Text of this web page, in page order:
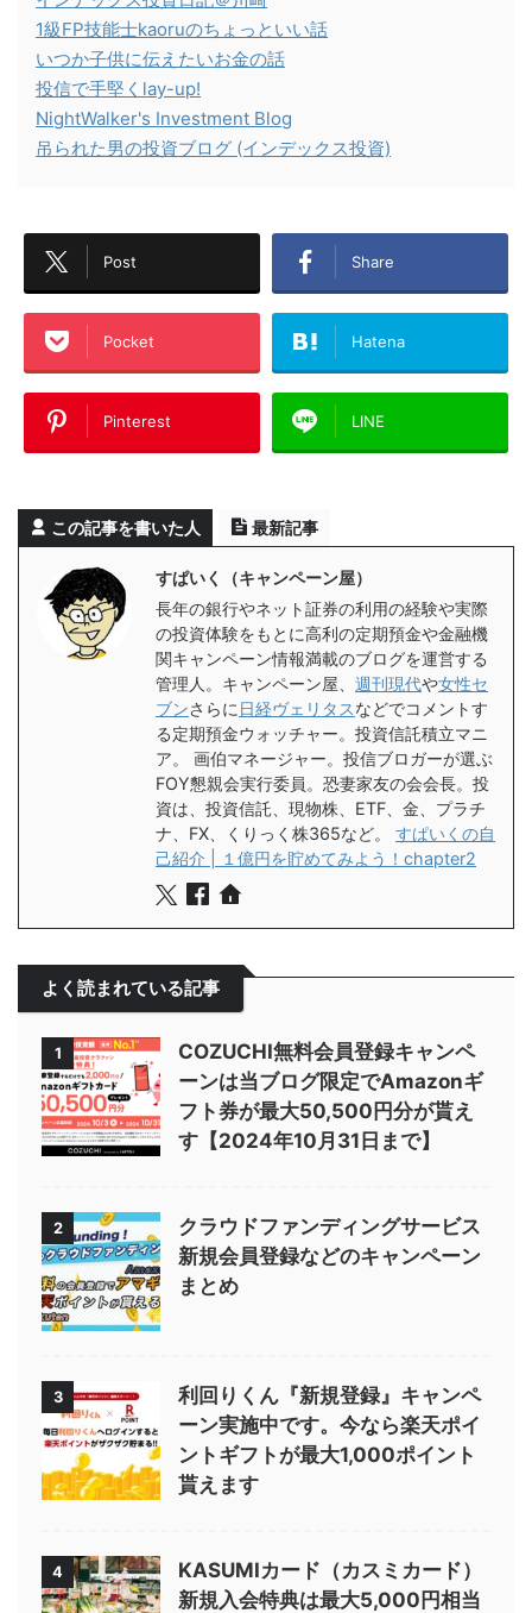
1級FP技能士kaoruのちょっといい話
いつか子供に伝えたいお金の話
投信で手堅くlay-up!
NightWalker's Investment Blog
吊られた男の投資ブログ (インデックス投資)
Post Share
Pocket Hatena
Pinterest LINE
この記事を書いた人 最新記事
すぱいく（キャンペーン屋）
長年の銀行やネット証券の利用の経験や実際
の投資体験をもとに高利の定期預金や金融機
関キャンペーン情報満載のブログを運営する
管理人。キャンペーン屋、 週刊現代や女性セ
ブンさらに 日経ヴェリタスなどでコメントす
る定期預金ウォッチャー。投資信託積立マニ
ア。 画伯マネージャー。投信ブロガーが選ぶ
FOY懇親会実行委員。恐妻家友の会会長。投
資は、投資信託、現物株、ETF、金、プラチ
ナ、FX、くりっく株365など。 すぱいくの自
己紹介 | １億円を貯めてみよう！chapter2
よく読まれている記事
1
COZUCHI無料会員登録キャンペ
ーンは当ブログ限定でAmazonギ
フト券が最大50,500円分が貰え
す【2024年10月31日まで】
2
クラウドファンディングサービス
新規会員登録などのキャンペーン
まとめ
3
利回りくん『新規登録』キャンペ
ーン実施中です。今なら楽天ポイ
ントギフトが最大1,000ポイント
貰えます
4
KASUMIカード（カスミカード）
新規入会特典は最大5,000円相当